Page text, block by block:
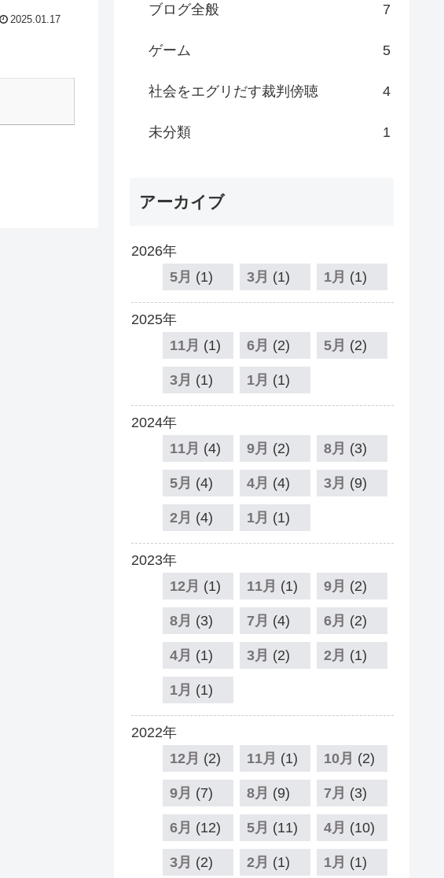
2025.01.17
ブログ全般 7
ゲーム 5
社会をエグリだす裁判傍聴 4
未分類 1
アーカイブ
2026年
5月 (1) 3月 (1) 1月 (1)
2025年
11月 (1) 6月 (2) 5月 (2)
3月 (1) 1月 (1)
2024年
11月 (4) 9月 (2) 8月 (3)
5月 (4) 4月 (4) 3月 (9)
2月 (4) 1月 (1)
2023年
12月 (1) 11月 (1) 9月 (2)
8月 (3) 7月 (4) 6月 (2)
4月 (1) 3月 (2) 2月 (1)
1月 (1)
2022年
12月 (2) 11月 (1) 10月 (2)
9月 (7) 8月 (9) 7月 (3)
6月 (12) 5月 (11) 4月 (10)
3月 (2) 2月 (1) 1月 (1)